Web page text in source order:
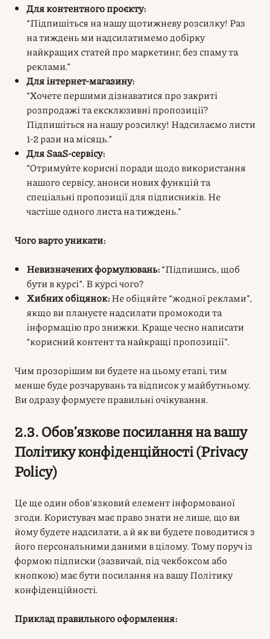
Для контентного проєкту:
“Підпишіться на нашу щотижневу розсилку! Раз
на тиждень ми надсилатимемо добірку
найкращих статей про маркетинг, без спаму та
реклами.”
Для інтернет-магазину:
“Хочете першими дізнаватися про закриті
розпродажі та ексклюзивні пропозиції?
Підпишіться на нашу розсилку! Надсилаємо листи
1-2 рази на місяць.”
Для SaaS-сервісу:
“Отримуйте корисні поради щодо використання
нашого сервісу, анонси нових функцій та
спеціальні пропозиції для підписників. Не
частіше одного листа на тиждень.”
Чого варто уникати:
Невизначених формулювань:“Підпишись, щоб
бути в курсі”. В курсі чого?
Хибних обіцянок:Не обіцяйте “жодної реклами”,
якщо ви плануєте надсилати промокоди та
інформацію про знижки. Краще чесно написати
“корисний контент та найкращі пропозиції”.
Чим прозорішим ви будете на цьому етапі, тим
менше буде розчарувань та відписок у майбутньому.
Ви одразу формуєте правильні очікування.
2.3. Обов’язкове посилання на вашу
Політику конфіденційності (Privacy
Policy)
Це ще один обов’язковий елемент інформованої
згоди. Користувач має право знати не лише, що ви
йому будете надсилати, а й як ви будете поводитися з
його персональними даними в цілому. Тому поруч із
формою підписки (зазвичай, під чекбоксом або
кнопкою) має бути посилання на вашу Політику
конфіденційності.
Приклад правильного оформлення: